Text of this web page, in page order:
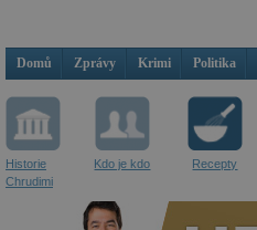
Domů Zprávy Krimi Politika
Historie
Chrudimi
Kdo je kdo Recepty